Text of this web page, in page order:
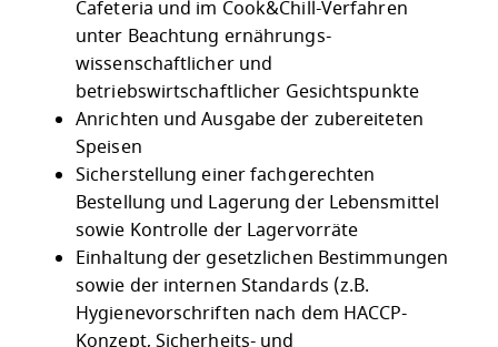
Cafeteria und im Cook&Chill-Verfahren
unter Beachtung ernährungs-
wissenschaftlicher und
betriebswirtschaftlicher Gesichtspunkte
Anrichten und Ausgabe der zubereiteten
Speisen
Sicherstellung einer fachgerechten
Bestellung und Lagerung der Lebensmittel
sowie Kontrolle der Lagervorräte
Einhaltung der gesetzlichen Bestimmungen
sowie der internen Standards (z.B.
Hygienevorschriften nach dem HACCP-